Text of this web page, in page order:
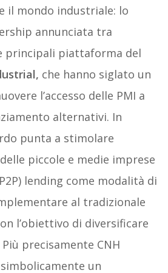
il mondo industriale: lo
annunciata tra
principali piattaforma del
che hanno siglato un
l’accesso delle PMI a
alternativi. In
punta a stimolare
piccole e medie imprese
lending come modalità di
al tradizionale
l’obiettivo di diversificare
precisamente CNH
un